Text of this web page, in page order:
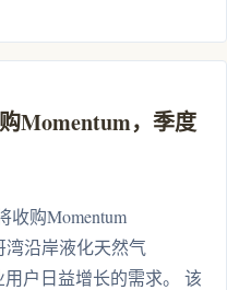
Momentum，季度
收购Momentum
湾沿岸液化天然气
用户日益增长的需求。 该